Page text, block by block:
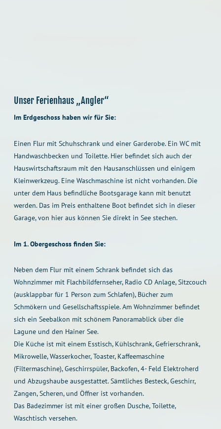
Unser Ferienhaus „Angler“
Im Erdgeschoss haben wir für Sie:
Einen Flur mit Schuhschrank und einer Garderobe. Ein WC mit
Handwaschbecken und Toilette. Hier befindet sich auch der
Hauswirtschaftsraum mit den Hausanschlüssen und einigem
Kleinwerkzeug. Eine Waschmaschine ist nicht vorhanden. Die
unter dem Haus befindliche Bootsgarage kann mit benutzt
werden. Das im Preis enthaltene Boot befindet sich in dieser
Garage, von hier aus können Sie direkt in See stechen.
Im 1. Obergeschoss finden Sie:
Neben dem Flur mit einem Schrank befindet sich das
Wohnzimmer mit Flachbildfernseher, Radio CD Anlage, Sitzcouch
(ausklappbar für 1 Person zum Schlafen), Bücher zum
Schmökern und Gesellschaftsspiele. Am Wohnzimmer befindet
sich ein Seebalkon mit schönem Panoramablick über die
Lagune und den Hainer See.
Die Küche ist mit einem Esstisch, Kühlschrank, Gefrierschrank,
Mikrowelle, Wasserkocher, Toaster, Kaffeemaschine
(Filtermaschine), Geschirrspüler, Backofen, 4- Feld Elektroherd
und Abzugshaube ausgestattet. Sämtliches Besteck, Geschirr,
Zangen, Scheren, und Öffner ist vorhanden.
Das Badezimmer ist mit einer großen Dusche, Toilette,
Waschtisch versehen.